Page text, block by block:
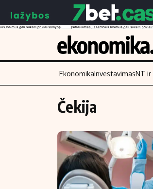
Turinys
Naujienos
Aplinka
Verslas
Energetika
EkonomikaInvestavimasNT
Čekija